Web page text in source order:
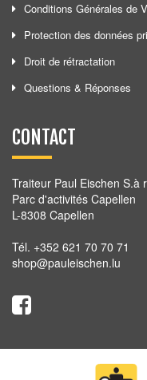
Conditions Générales de
Protection des données
Droit de rétractation
Questions & Réponses
CONTACT
Traiteur Paul Eischen S.à
Parc d'activités Capellen
L-8308 Capellen
Tél. +352 621 70 70 71
shop@pauleischen.lu